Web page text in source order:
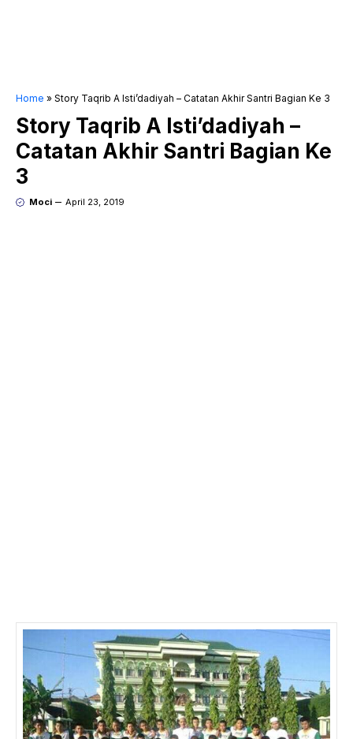
Home » Story Taqrib A Isti’dadiyah – Catatan Akhir Santri Bagian Ke 3
Story Taqrib A Isti’dadiyah –
Catatan Akhir Santri Bagian Ke
3
Moci April 23, 2019